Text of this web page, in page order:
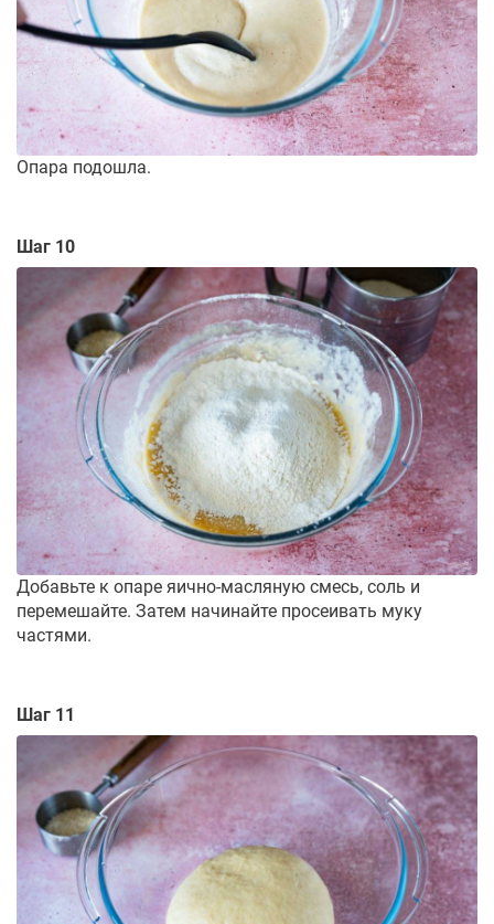
Опара подошла.
Шаг 10
Добавьте к опаре яично-масляную смесь, соль и
перемешайте. Затем начинайте просеивать муку
частями.
Шаг 11